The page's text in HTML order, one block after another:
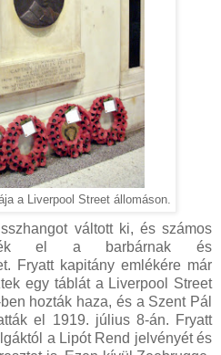
a Liverpool Street állomáson.
váltott ki, és számos
el a barbárnak és
Fryatt kapitány emlékére már
egy táblát a Liverpool Street
hozták haza, és a Szent Pál
el 1919. július 8-án. Fryatt
a Lipót Rend jelvényét és